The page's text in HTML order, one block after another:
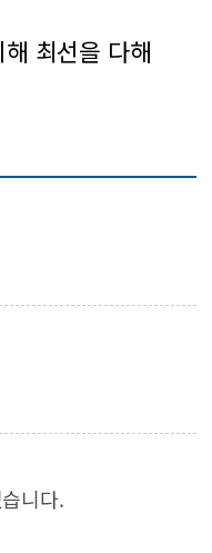
최선을 다해
니다.